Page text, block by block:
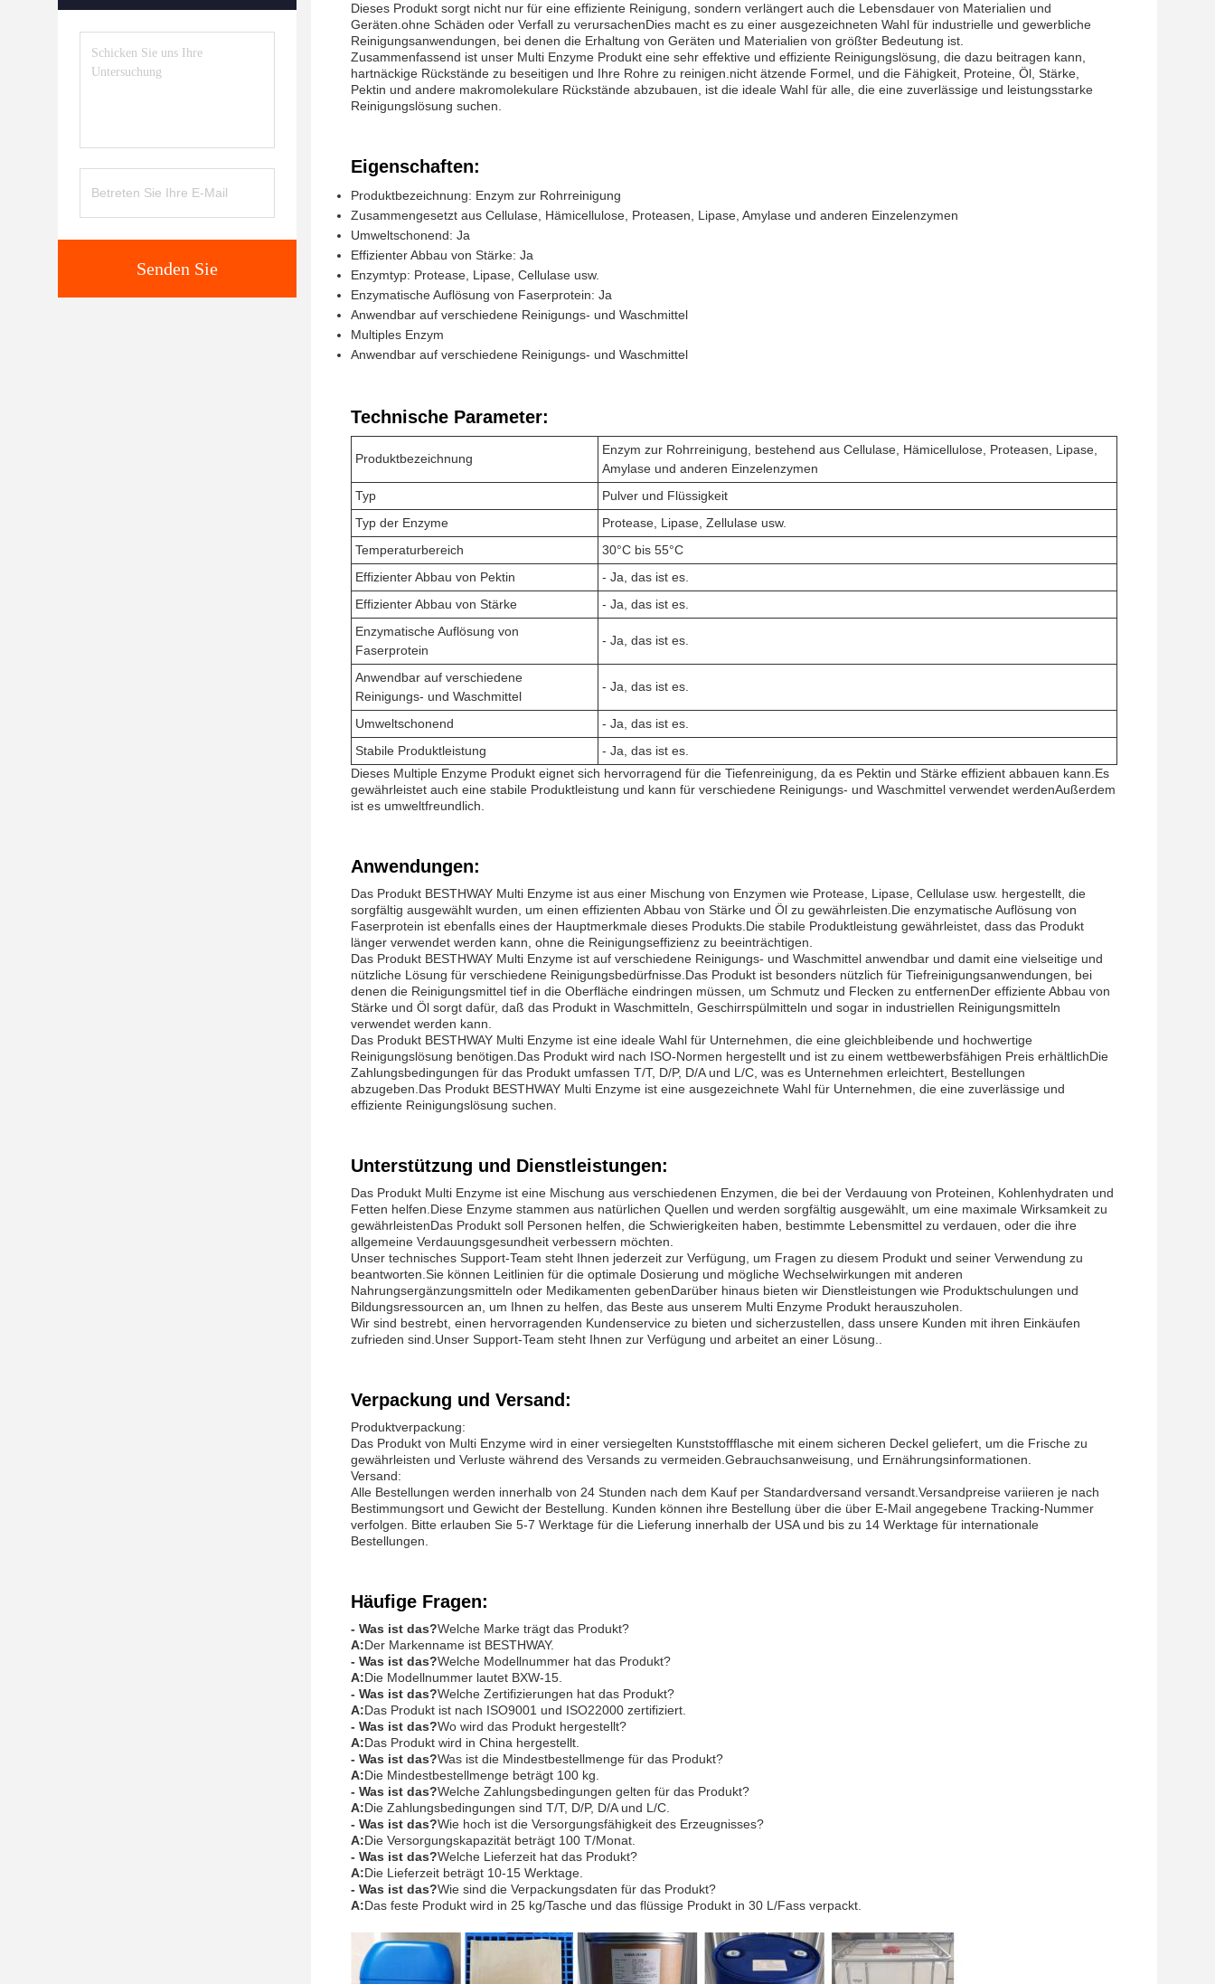
Senden Sie
Dieses Produkt sorgt nicht nur für eine effiziente Reinigung, sondern verlängert auch die Lebensdauer von Materialien und
Geräten.ohne Schäden oder Verfall zu verursachenDies macht es zu einer ausgezeichneten Wahl für industrielle und gewerbliche
Reinigungsanwendungen, bei denen die Erhaltung von Geräten und Materialien von größter Bedeutung ist.
Zusammenfassend ist unser Multi Enzyme Produkt eine sehr effektive und effiziente Reinigungslösung, die dazu beitragen kann,
hartnäckige Rückstände zu beseitigen und Ihre Rohre zu reinigen.nicht ätzende Formel, und die Fähigkeit, Proteine, Öl, Stärke,
Pektin und andere makromolekulare Rückstände abzubauen, ist die ideale Wahl für alle, die eine zuverlässige und leistungsstarke
Reinigungslösung suchen.
Eigenschaften:
Produktbezeichnung: Enzym zur Rohrreinigung
Zusammengesetzt aus Cellulase, Hämicellulose, Proteasen, Lipase, Amylase und anderen Einzelenzymen
Umweltschonend: Ja
Effizienter Abbau von Stärke: Ja
Enzymtyp: Protease, Lipase, Cellulase usw.
Enzymatische Auflösung von Faserprotein: Ja
Anwendbar auf verschiedene Reinigungs- und Waschmittel
Multiples Enzym
Anwendbar auf verschiedene Reinigungs- und Waschmittel
Technische Parameter:
Produktbezeichnung
Enzym zur Rohrreinigung, bestehend aus Cellulase, Hämicellulose, Proteasen, Lipase,
Amylase und anderen Einzelenzymen
Typ
Pulver und Flüssigkeit
Typ der Enzyme
Protease, Lipase, Zellulase usw.
Temperaturbereich
30°C bis 55°C
Effizienter Abbau von Pektin
- Ja, das ist es.
Effizienter Abbau von Stärke
- Ja, das ist es.
Enzymatische Auflösung von
Faserprotein
- Ja, das ist es.
Anwendbar auf verschiedene
Reinigungs- und Waschmittel
- Ja, das ist es.
Umweltschonend
- Ja, das ist es.
Stabile Produktleistung
- Ja, das ist es.
Dieses Multiple Enzyme Produkt eignet sich hervorragend für die Tiefenreinigung, da es Pektin und Stärke effizient abbauen kann.Es
gewährleistet auch eine stabile Produktleistung und kann für verschiedene Reinigungs- und Waschmittel verwendet werdenAußerdem
ist es umweltfreundlich.
Anwendungen:
Das Produkt BESTHWAY Multi Enzyme ist aus einer Mischung von Enzymen wie Protease, Lipase, Cellulase usw. hergestellt, die
sorgfältig ausgewählt wurden, um einen effizienten Abbau von Stärke und Öl zu gewährleisten.Die enzymatische Auflösung von
Faserprotein ist ebenfalls eines der Hauptmerkmale dieses Produkts.Die stabile Produktleistung gewährleistet, dass das Produkt
länger verwendet werden kann, ohne die Reinigungseffizienz zu beeinträchtigen.
Das Produkt BESTHWAY Multi Enzyme ist auf verschiedene Reinigungs- und Waschmittel anwendbar und damit eine vielseitige und
nützliche Lösung für verschiedene Reinigungsbedürfnisse.Das Produkt ist besonders nützlich für Tiefreinigungsanwendungen, bei
denen die Reinigungsmittel tief in die Oberfläche eindringen müssen, um Schmutz und Flecken zu entfernenDer effiziente Abbau von
Stärke und Öl sorgt dafür, daß das Produkt in Waschmitteln, Geschirrspülmitteln und sogar in industriellen Reinigungsmitteln
verwendet werden kann.
Das Produkt BESTHWAY Multi Enzyme ist eine ideale Wahl für Unternehmen, die eine gleichbleibende und hochwertige
Reinigungslösung benötigen.Das Produkt wird nach ISO-Normen hergestellt und ist zu einem wettbewerbsfähigen Preis erhältlichDie
Zahlungsbedingungen für das Produkt umfassen T/T, D/P, D/A und L/C, was es Unternehmen erleichtert, Bestellungen
abzugeben.Das Produkt BESTHWAY Multi Enzyme ist eine ausgezeichnete Wahl für Unternehmen, die eine zuverlässige und
effiziente Reinigungslösung suchen.
Unterstützung und Dienstleistungen:
Das Produkt Multi Enzyme ist eine Mischung aus verschiedenen Enzymen, die bei der Verdauung von Proteinen, Kohlenhydraten und
Fetten helfen.Diese Enzyme stammen aus natürlichen Quellen und werden sorgfältig ausgewählt, um eine maximale Wirksamkeit zu
gewährleistenDas Produkt soll Personen helfen, die Schwierigkeiten haben, bestimmte Lebensmittel zu verdauen, oder die ihre
allgemeine Verdauungsgesundheit verbessern möchten.
Unser technisches Support-Team steht Ihnen jederzeit zur Verfügung, um Fragen zu diesem Produkt und seiner Verwendung zu
beantworten.Sie können Leitlinien für die optimale Dosierung und mögliche Wechselwirkungen mit anderen
Nahrungsergänzungsmitteln oder Medikamenten gebenDarüber hinaus bieten wir Dienstleistungen wie Produktschulungen und
Bildungsressourcen an, um Ihnen zu helfen, das Beste aus unserem Multi Enzyme Produkt herauszuholen.
Wir sind bestrebt, einen hervorragenden Kundenservice zu bieten und sicherzustellen, dass unsere Kunden mit ihren Einkäufen
zufrieden sind.Unser Support-Team steht Ihnen zur Verfügung und arbeitet an einer Lösung..
Verpackung und Versand:
Produktverpackung:
Das Produkt von Multi Enzyme wird in einer versiegelten Kunststoffflasche mit einem sicheren Deckel geliefert, um die Frische zu
gewährleisten und Verluste während des Versands zu vermeiden.Gebrauchsanweisung, und Ernährungsinformationen.
Versand:
Alle Bestellungen werden innerhalb von 24 Stunden nach dem Kauf per Standardversand versandt.Versandpreise variieren je nach
Bestimmungsort und Gewicht der Bestellung. Kunden können ihre Bestellung über die über E-Mail angegebene Tracking-Nummer
verfolgen. Bitte erlauben Sie 5-7 Werktage für die Lieferung innerhalb der USA und bis zu 14 Werktage für internationale
Bestellungen.
Häufige Fragen:
- Was ist das?Welche Marke trägt das Produkt?
A:Der Markenname ist BESTHWAY.
- Was ist das?Welche Modellnummer hat das Produkt?
A:Die Modellnummer lautet BXW-15.
- Was ist das?Welche Zertifizierungen hat das Produkt?
A:Das Produkt ist nach ISO9001 und ISO22000 zertifiziert.
- Was ist das?Wo wird das Produkt hergestellt?
A:Das Produkt wird in China hergestellt.
- Was ist das?Was ist die Mindestbestellmenge für das Produkt?
A:Die Mindestbestellmenge beträgt 100 kg.
- Was ist das?Welche Zahlungsbedingungen gelten für das Produkt?
A:Die Zahlungsbedingungen sind T/T, D/P, D/A und L/C.
- Was ist das?Wie hoch ist die Versorgungsfähigkeit des Erzeugnisses?
A:Die Versorgungskapazität beträgt 100 T/Monat.
- Was ist das?Welche Lieferzeit hat das Produkt?
A:Die Lieferzeit beträgt 10-15 Werktage.
- Was ist das?Wie sind die Verpackungsdaten für das Produkt?
A:Das feste Produkt wird in 25 kg/Tasche und das flüssige Produkt in 30 L/Fass verpackt.